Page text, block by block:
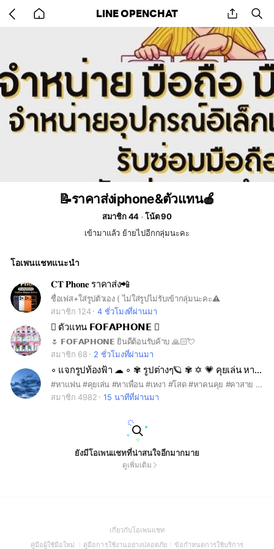
back LINE OPENCHAT share
📝ราคาส่งiphone&ตัวแทน🍎
สมาชิก 44
โน้ต 90
เข้ามาแล้ว ย้ายไปอีกกลุ่มนะคะ
โอเพนแชทแนะนำ
𝐂𝐓 𝐏𝐡𝐨𝐧𝐞 ราคาส่ง📲
ชื่อเฟส+ใส่รูปตัวเอง ( ไม่ใส่รูปไม่รับเข้ากลุ่มนะคะ⚠️
สมาชิก 124
4 ชั่วโมงที่ผ่านมา
 ตัวแทน 𝗙𝗢𝗙𝗔𝗣𝗛𝗢𝗡𝗘 
🌷 𝗙𝗢𝗙𝗔𝗣𝗛𝗢𝗡𝗘 ยินดีต้อนรับค้าบ 🙏🏻💘
สมาชิก 68
2 ชั่วโมงที่ผ่านมา
∘ แจกรูปท้องฟ้า ☁ ∘ ✾ รูปต่างๆ🪐 ✾ ✡︎ 💗 คุยเล่น หาเพื่อน 🎀 ✡︎
#หาแฟน #คุยเล่น #หาเพื่อน #เหงา #โสด #หาคนคุย #คาสาย #หาคนรู้ใจ เข้ามาคุยได้เลยค่ะ
สมาชิก 4982
15 นาทีที่ผ่านมา
ยังมีโอเพนแชทที่น่าสนใจอีกมากมาย
ดูเพิ่มเติม
เกี่ยวกับโอเพนแชท(Open
in
คู่มือผู้ใช้มือใหม่ (Open
คู่มือการใช้งานอย่างปลอดภัย(Open
ข้อกำหนดการใช้บริการ(Open